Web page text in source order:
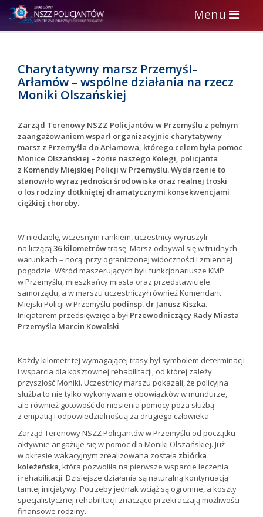
Toggle
navigation
Menu
Charytatywny marsz Przemyśl–
Arłamów – wspólne działania na rzecz
Moniki Olszańskiej
Zarząd Terenowy NSZZ Policjantów w Przemyślu z pełnym
zaangażowaniem wsparł organizacyjnie charytatywny
marsz z Przemyśla do Arłamowa, którego celem była pomoc
Monice Olszańskiej – żonie naszego Kolegi, policjanta
z Komendy Miejskiej Policji w Przemyślu. Wydarzenie to
stanowiło wyraz jedności środowiska oraz realnej troski
o los rodziny dotkniętej dramatycznymi konsekwencjami
ciężkiej choroby.
W niedzielę, wczesnym rankiem, uczestnicy wyruszyli
na liczącą36 kilometrówtrasę. Marsz odbywał się w trudnych
warunkach – nocą, przy ograniczonej widoczności i zmiennej
pogodzie. Wśród maszerujących byli funkcjonariusze KMP
w Przemyślu, mieszkańcy miasta oraz przedstawiciele
samorządu, a w marszu uczestniczył również Komendant
Miejski Policji w Przemyślu podinsp. dr Janusz Kiszka.
Inicjatorem przedsięwzięcia byłPrzewodniczący Rady Miasta
Przemyśla Marcin Kowalski.
Każdy kilometr tej wymagającej trasy był symbolem determinacji
i wsparcia dla kosztownej rehabilitacji, od której zależy
przyszłość Moniki. Uczestnicy marszu pokazali, że policyjna
służba to nie tylko wykonywanie obowiązków w mundurze,
ale również gotowość do niesienia pomocy poza służbą –
z empatią i odpowiedzialnością za drugiego człowieka.
Zarząd Terenowy NSZZ Policjantów w Przemyślu od początku
aktywnie angażuje się w pomoc dla Moniki Olszańskiej. Już
w okresie wakacyjnym zrealizowana została zbiórka
koleżeńska, która pozwoliła na pierwsze wsparcie leczenia
i rehabilitacji. Dzisiejsze działania są naturalną kontynuacją
tamtej inicjatywy. Potrzeby jednak wciąż są ogromne, a koszty
specjalistycznej rehabilitacji znacząco przekraczają możliwości
finansowe rodziny.